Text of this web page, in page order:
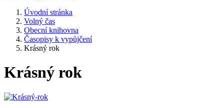
Úvodní stránka
Volný čas
Obecní knihovna
Časopisy k vypůjčení
Krásný rok
Krásný rok